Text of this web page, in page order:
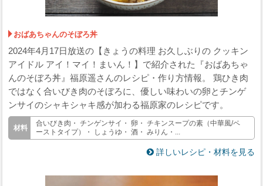
おばあちゃんのそぼろ丼
2024年4月17日放送の【きょうの料理 お久しぶりの クッキン
アイドル アイ！マイ！まいん！】で紹介された『おばあちゃ
んのそぼろ丼』福原遥さんのレシピ・作り方情報。 鶏ひき肉
ではなく合いびき肉のそぼろに、優しい味わいの卵とチンゲ
ンサイのシャキシャキ感が加わる福原家のレシピです。
合いびき肉・ チンゲンサイ・ 卵・ チキンスープの素（中華風/ペ
ーストタイプ）・ しょうゆ・ 酒・ みりん・...
詳しいレシピ・材料を見る